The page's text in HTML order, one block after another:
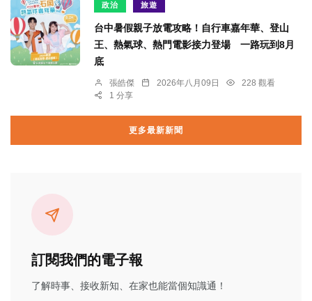
政治 旅遊
台中暑假親子放電攻略！自行車嘉年華、登山
王、熱氣球、熱門電影接力登場 一路玩到8月
底
張皓傑 2026年八月09日
228 觀看
1 分享
更多最新新聞
訂閱我們的電子報
了解時事、接收新知、在家也能當個知識通！